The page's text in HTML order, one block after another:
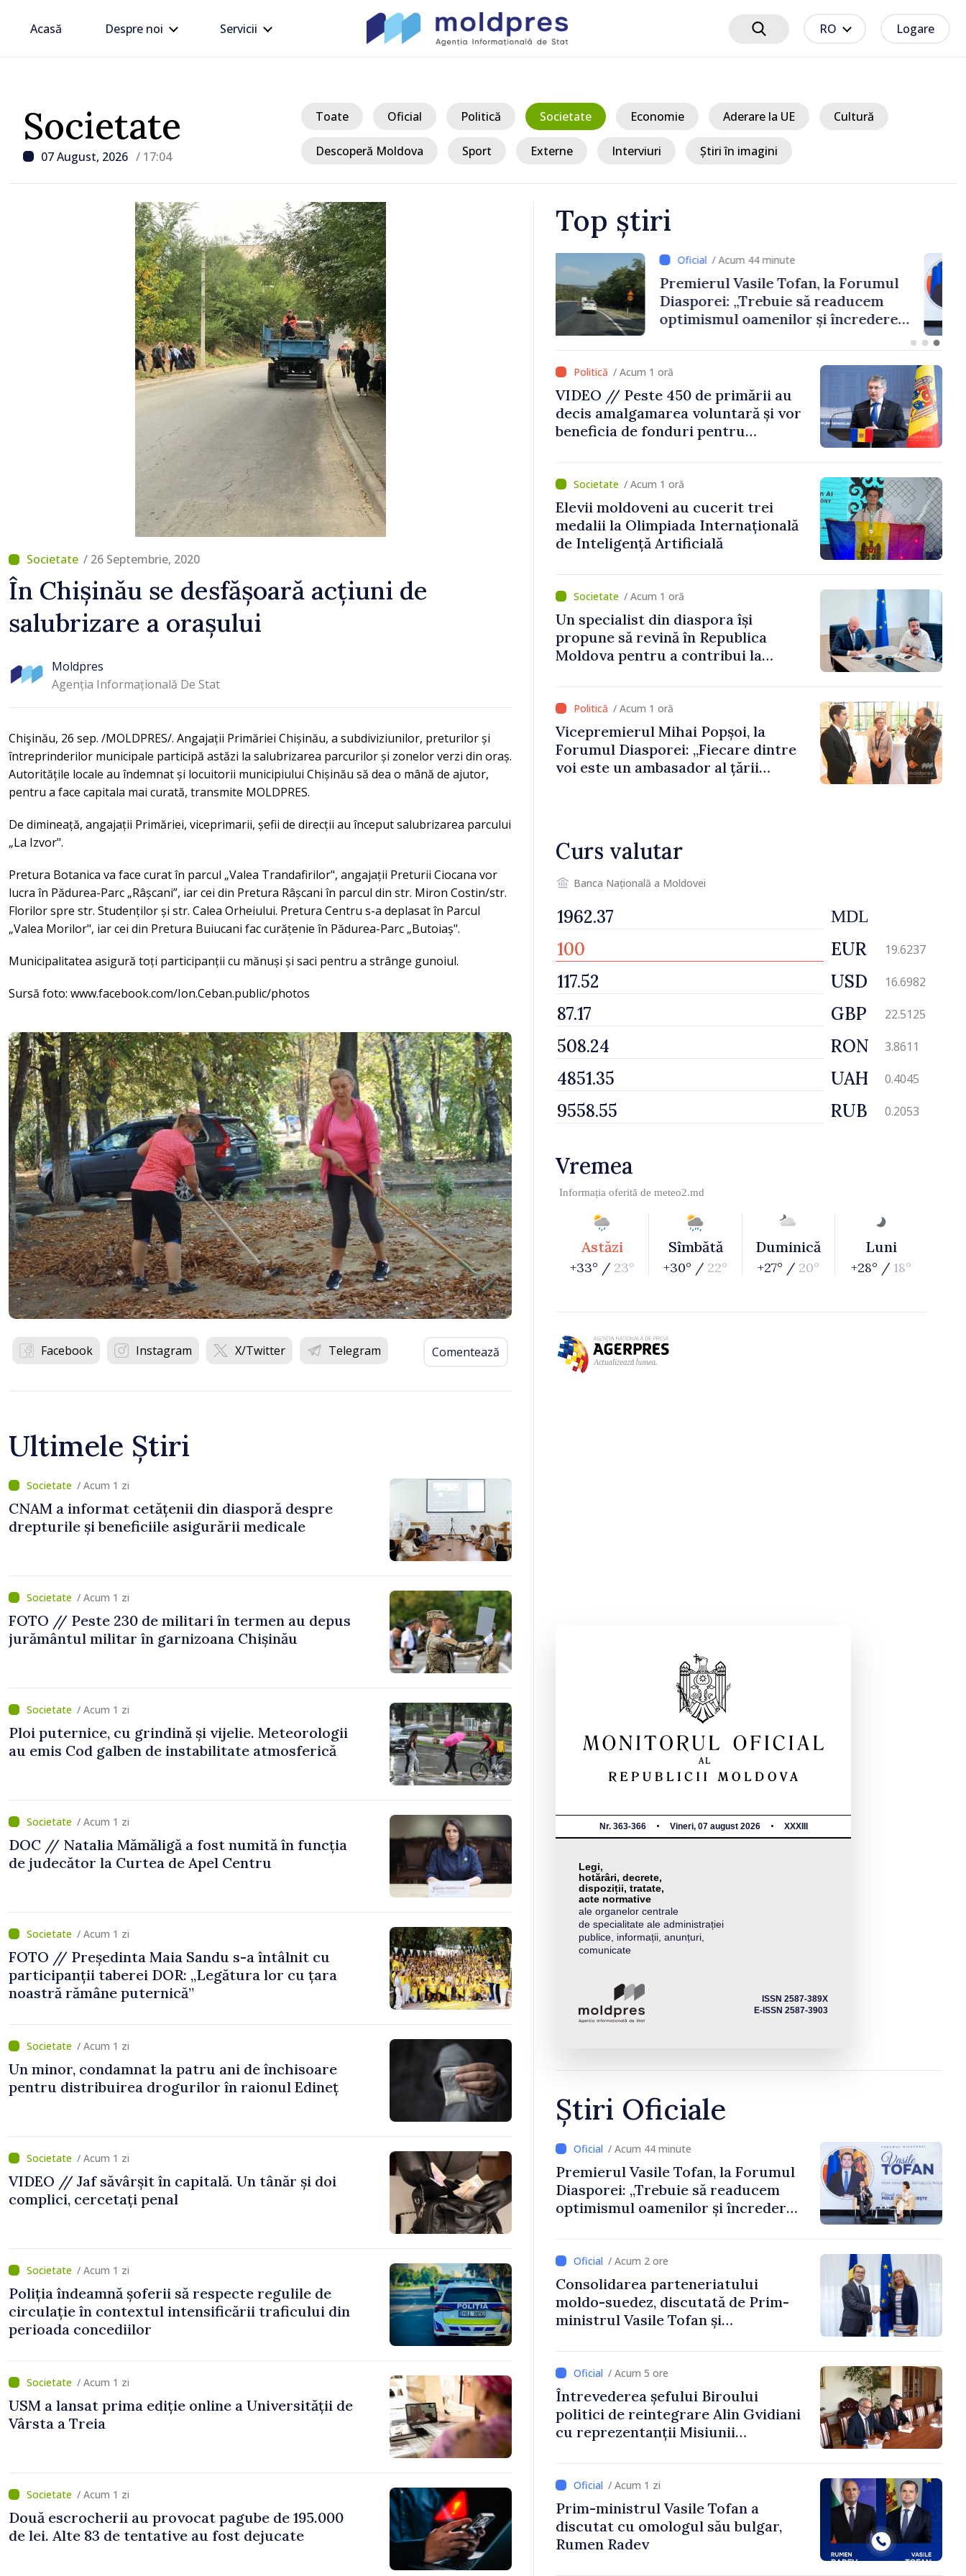
Acasă Despre noi Servicii RO Logare
Societate
07 August, 2026 / 17:04
Toate Oficial Politică Societate Economie Aderare la UE Cultură
Descoperă Moldova Sport Externe Interviuri Știri în imagini
/ 26 Septembrie, 2020
În Chișinău se desfășoară acțiuni de
salubrizare a orașului
Moldpres
Agenția Informațională De Stat
Chişinău, 26 sep. /MOLDPRES/. Angajații Primăriei Chișinău, a subdiviziunilor, preturilor și
întreprinderilor municipale participă astăzi la salubrizarea parcurilor și zonelor verzi din oraș.
Autoritățile locale au îndemnat și locuitorii municipiului Chișinău să dea o mână de ajutor,
pentru a face capitala mai curată, transmite MOLDPRES.
De dimineață, angajații Primăriei, viceprimarii, șefii de direcții au început salubrizarea parcului
„La Izvor".
Pretura Botanica va face curat în parcul „Valea Trandafirilor", angajații Preturii Ciocana vor
lucra în Pădurea-Parc „Râșcani”, iar cei din Pretura Râșcani în parcul din str. Miron Costin/str.
Florilor spre str. Studenților și str. Calea Orheiului. Pretura Centru s-a deplasat în Parcul
„Valea Morilor", iar cei din Pretura Buiucani fac curățenie în Pădurea-Parc „Butoiaș".
Municipalitatea asigură toți participanții cu mănuși și saci pentru a strânge gunoiul.
Sursă foto: www.facebook.com/Ion.Ceban.public/photos
Facebook Instagram X/Twitter Telegram Comentează
Ultimele Știri
/ Acum 1 zi
CNAM a informat cetățenii din diasporă despre
drepturile și beneficiile asigurării medicale
/ Acum 1 zi
FOTO // Peste 230 de militari în termen au depus
jurământul militar în garnizoana Chișinău
/ Acum 1 zi
Ploi puternice, cu grindină și vijelie. Meteorologii
au emis Cod galben de instabilitate atmosferică
/ Acum 1 zi
DOC // Natalia Mămăligă a fost numită în funcția
de judecător la Curtea de Apel Centru
/ Acum 1 zi
FOTO // Președinta Maia Sandu s-a întâlnit cu
participanții taberei DOR: „Legătura lor cu țara
noastră rămâne puternică”
/ Acum 1 zi
Un minor, condamnat la patru ani de închisoare
pentru distribuirea drogurilor în raionul Edineț
/ Acum 1 zi
VIDEO // Jaf săvârșit în capitală. Un tânăr și doi
complici, cercetați penal
/ Acum 1 zi
Poliția îndeamnă șoferii să respecte regulile de
circulație în contextul intensificării traficului din
perioada concediilor
/ Acum 1 zi
USM a lansat prima ediție online a Universității de
Vârsta a Treia
/ Acum 1 zi
Două escrocherii au provocat pagube de 195.000
de lei. Alte 83 de tentative au fost dejucate
Top știri
/ Acum 42 minute
VIDEO // Șoferii sunt avertizați să
respecte restricțiile de circulație pe
drumul R3, unde se desfășoară
lucrări de reparație
/ Acum 44 minute
Premierul Vasile Tofan, la Forumul
Diasporei: „Trebuie să readucem
optimismul oamenilor și încrederea
că Republica Moldova merge în
/ Acum 1 oră
VIDEO // Peste 450 de primării au
decis amalgamarea voluntară și vor
beneficia de fonduri pentru
dăm o șansă localităților să se
dezvolte”
/ Acum 1 oră
Elevii moldoveni au cucerit trei
medalii la Olimpiada Internațională
de Inteligență Artificială
/ Acum 1 oră
Un specialist din diaspora își
propune să revină în Republica
Moldova pentru a contribui la
/ Acum 1 oră
Vicepremierul Mihai Popșoi, la
Forumul Diasporei: „Fiecare dintre
voi este un ambasador al țării
Curs valutar
Banca Națională a Moldovei
MDL
EUR 19.6237
USD 16.6982
GBP 22.5125
RON 3.8611
UAH 0.4045
RUB 0.2053
Vremea
Informația oferită de meteo2.md
Astăzi
+33° / 23°
Sîmbătă
+30° / 22°
Duminică
+27° / 20°
Luni
+28° / 18°
Nr. 363-366 Vineri, 07 august 2026 XXXIII
Legi,
hotărâri, decrete,
dispoziții, tratate,
acte normative
ale organelor centrale
de specialitate ale administrației
publice, informații, anunțuri,
comunicate
ISSN 2587-389X
E-ISSN 2587-3903
Știri Oficiale
/ Acum 44 minute
Premierul Vasile Tofan, la Forumul
Diasporei: „Trebuie să readucem
optimismul oamenilor și încrederea
/ Acum 2 ore
Consolidarea parteneriatului
moldo-suedez, discutată de Prim-
ministrul Vasile Tofan și
/ Acum 5 ore
Întrevederea șefului Biroului
politici de reintegrare Alin Gvidiani
cu reprezentanții Misiunii
/ Acum 1 zi
Prim-ministrul Vasile Tofan a
discutat cu omologul său bulgar,
Rumen Radev